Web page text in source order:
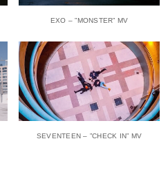
EXO – ”MONSTER” MV
SEVENTEEN – ”CHECK IN” MV